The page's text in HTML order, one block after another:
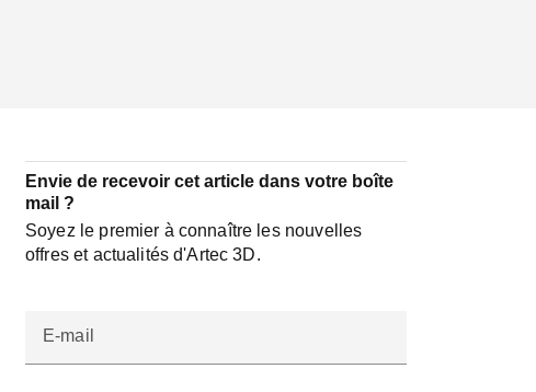
Envie de recevoir cet article dans votre boîte
mail ?
Soyez le premier à connaître les nouvelles
offres et actualités d'Artec 3D.
E-mail